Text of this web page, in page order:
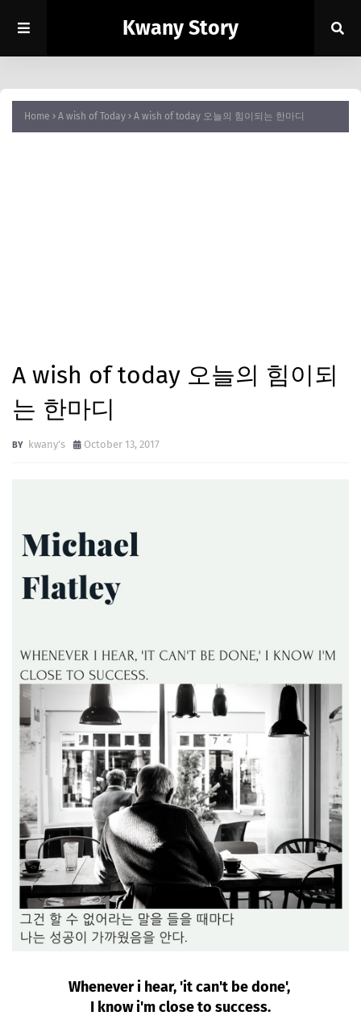
Kwany Story
Home A wish of Today A wish of today 오늘의 힘이되는 한마디
A wish of today 오늘의 힘이되
는 한마디
kwany's October 13, 2017
Whenever i hear, 'it can't be done',
I know i'm close to success.